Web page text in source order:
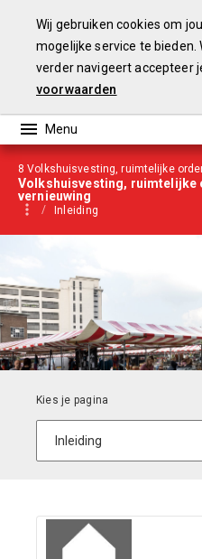
8 Volkshuisvesting, ruimtelijke
Volkshuisvesting, ruimtelijke
vernieuwing
Inleiding
Wij gebruiken cookies om
mogelijke service te bieden.
verder navigeert accepteer
voorwaarden